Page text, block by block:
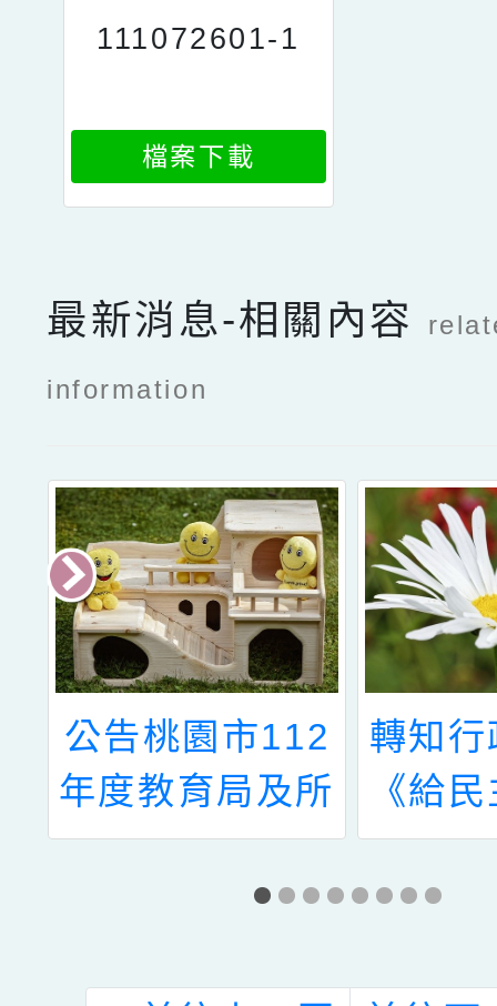
111072601-1
檔案下載
最新消息-相關內容
information
公告桃園市112
年度教育局及所
屬各級學校醫事
人員職務遷調作
轉知
《給
務員
轉型